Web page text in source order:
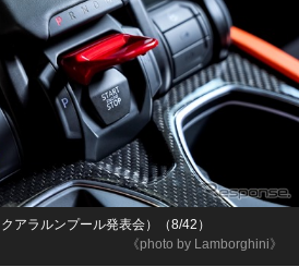
《photo by Lamborghini》
アラルンプール発表会）（8/42）